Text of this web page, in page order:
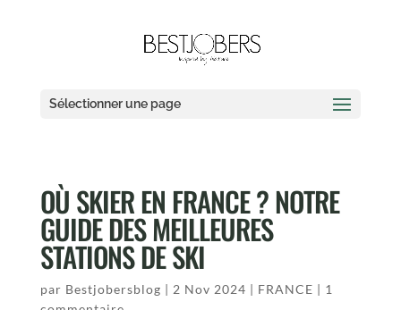
Sélectionner une page
OÙ SKIER EN FRANCE ? NOTRE
GUIDE DES MEILLEURES
STATIONS DE SKI
par Bestjobersblog | 2 Nov 2024 | FRANCE | 1